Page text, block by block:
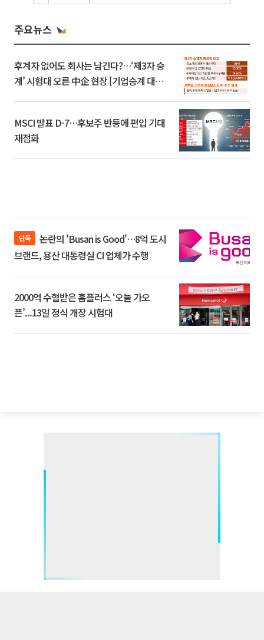
주요뉴스
후계자 없어도 회사는 남긴다?…‘제3자 승
계’ 시험대 오른 中企 현장 [기업승계 대전
MSCI 발표 D-7…후보주 반등에 편입 기대
재점화
단독
브랜드, 용산 대통령실 CI 업체가 수행
2000억 수혈받은 홈플러스 ‘오늘 가오
픈’...13일 정식 개장 시험대